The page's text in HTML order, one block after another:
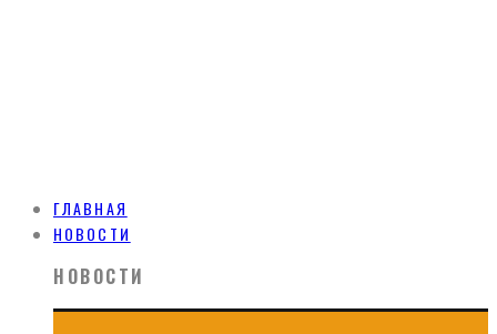
ГЛАВНАЯ
НОВОСТИ
НОВОСТИ